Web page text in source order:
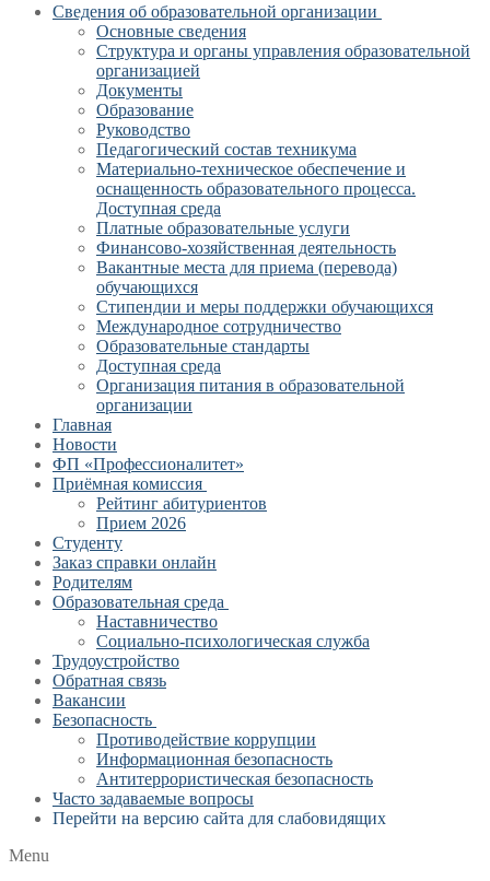
Сведения об образовательной организации
Основные сведения
Структура и органы управления образовательной
организацией
Документы
Образование
Руководство
Педагогический состав техникума
Материально-техническое обеспечение и
оснащенность образовательного процесса.
Доступная среда
Платные образовательные услуги
Финансово-хозяйственная деятельность
Вакантные места для приема (перевода)
обучающихся
Стипендии и меры поддержки обучающихся
Международное сотрудничество
Образовательные стандарты
Доступная среда
Организация питания в образовательной
организации
Главная
Новости
ФП «Профессионалитет»
Приёмная комиссия
Рейтинг абитуриентов
Прием 2026
Студенту
Заказ справки онлайн
Родителям
Образовательная среда
Наставничество
Социально-психологическая служба
Трудоустройство
Обратная связь
Вакансии
Безопасность
Противодействие коррупции
Информационная безопасность
Антитеррористическая безопасность
Часто задаваемые вопросы
Перейти на версию сайта для слабовидящих
Menu